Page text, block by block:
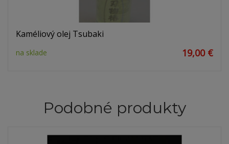
Kaméliový olej Tsubaki
na sklade 19,00 €
Podobné produkty